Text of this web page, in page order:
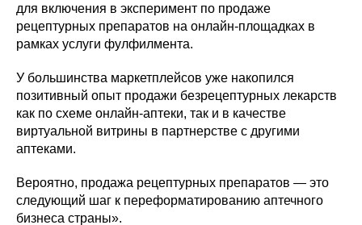
для включения в эксперимент по продаже
рецептурных препаратов на онлайн-площадках в
рамках услуги фулфилмента.
У большинства маркетплейсов уже накопился
позитивный опыт продажи безрецептурных лекарств
как по схеме онлайн-аптеки, так и в качестве
виртуальной витрины в партнерстве с другими
аптеками.
Вероятно, продажа рецептурных препаратов — это
следующий шаг к переформатированию аптечного
бизнеса страны».